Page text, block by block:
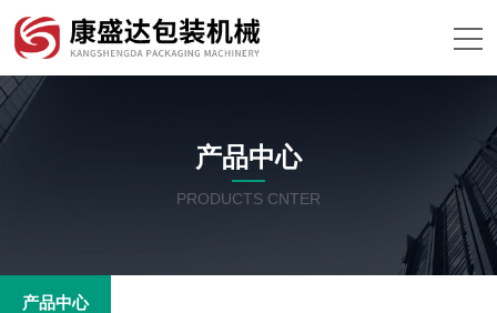
产品中心
PRODUCTS CNTER
产品中心